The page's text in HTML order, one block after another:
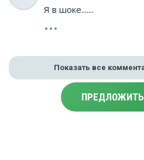
Я в шоке.......
Показать все